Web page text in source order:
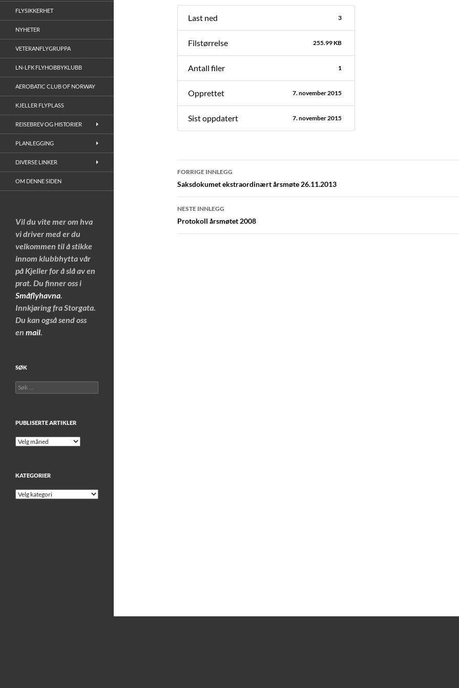
Last ned 3
Filstørrelse 255.99 KB
Antall filer 1
Opprettet 7. november 2015
Sist oppdatert 7. november 2015
Innleggsnavigasjon
FORRIGE INNLEGG
Saksdokumet ekstraordinært årsmøte 26.11.2013
NESTE INNLEGG
Protokoll årsmøtet 2008
FLYSIKKERHET
NYHETER
VETERANFLYGRUPPA
LN-LFK FLYHOBBYKLUBB
AEROBATIC CLUB OF NORWAY
KJELLER FLYPLASS
REISEBREV OG HISTORIER
PLANLEGGING
DIVERSE LINKER
OM DENNE SIDEN
Vil du vite mer om hva
vi driver med er du
velkommen til å stikke
innom klubbhytta vår
på Kjeller for å slå av en
prat. Du finner oss i
Småflyhavna.
Innkjøring fra Storgata.
Du kan også send oss
en mail.
SØK
Søk
etter:
PUBLISERTE ARTIKLER
Publiserte
KATEGORIER
Kategorier